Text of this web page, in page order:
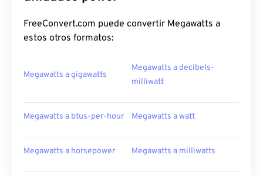
FreeConvert.com puede convertir Megawatts a
estos otros formatos:
Megawatts a gigawatts
Megawatts a decibels-
milliwatt
Megawatts a btus-per-hour Megawatts a watt
Megawatts a horsepower Megawatts a milliwatts